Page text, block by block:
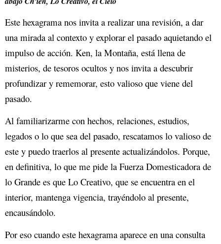
Este hexagrama nos invita a realizar una revisión, a dar
una mirada al contexto y explorar el pasado aquietando el
impulso de acción. Ken, la Montaña, está llena de
misterios, de tesoros ocultos y nos invita a descubrir
profundizar y rememorar, esto valioso que viene del
pasado.
Al familiarizarme con hechos, relaciones, estudios,
legados o lo que sea del pasado, rescatamos lo valioso de
este y puedo traerlos al presente actualizándolos. Porque,
en definitiva, lo que me pide la Fuerza Domesticadora de
lo Grande es que Lo Creativo, que se encuentra en el
interior, mantenga vigencia, trayéndolo al presente,
encausándolo.
Por eso cuando este hexagrama aparece en una consulta